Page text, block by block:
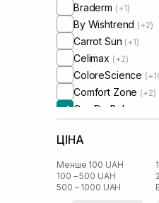
Braderm (+1)
By Wishtrend (+2)
Carrot Sun (+1)
Celimax (+2)
ColoreScience
Comfort Zone (+2)
Cos De Baha
Cu Skin
Dear, Klairs
Derma-B
Dr. Althea (+2)
ЦІНА
Менше 100 UAH
100 – 500 UAH
500 – 1000 UAH